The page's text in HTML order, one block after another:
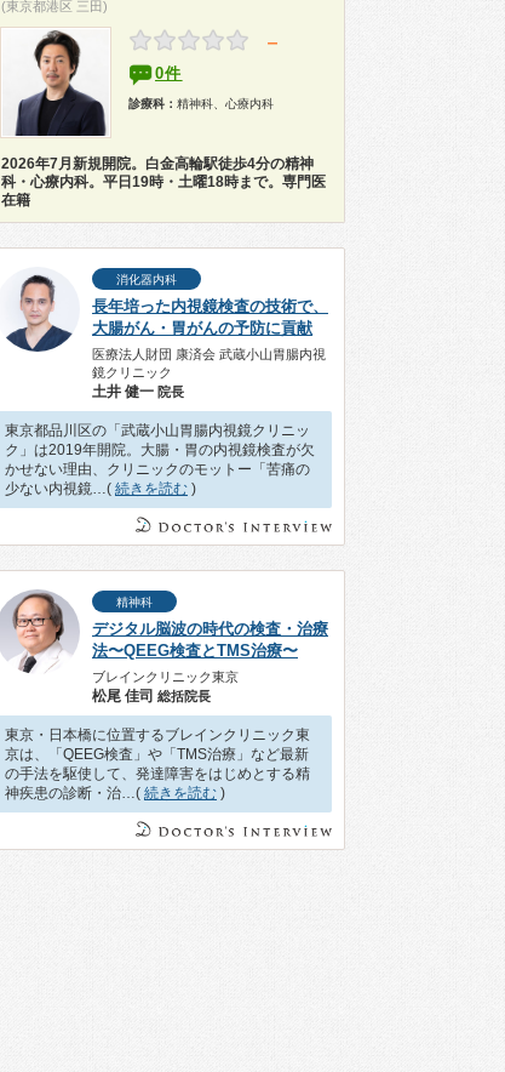
(東京都港区 三田)
－
0件
診療科： 精神科、心療内科
2026年7月新規開院。白金高輪駅徒歩4分の精神
科・心療内科。平日19時・土曜18時まで。専門医
在籍
消化器内科
長年培った内視鏡検査の技術で、
大腸がん・胃がんの予防に貢献
医療法人財団 康済会 武蔵小山胃腸内視
鏡クリニック
土井 健一 院長
東京都品川区の「武蔵小山胃腸内視鏡クリニッ
ク」は2019年開院。大腸・胃の内視鏡検査が欠
かせない理由、クリニックのモットー「苦痛の
少ない内視鏡…( 続きを読む )
精神科
デジタル脳波の時代の検査・治療
法〜QEEG検査とTMS治療〜
ブレインクリニック東京
松尾 佳司 総括院長
東京・日本橋に位置するブレインクリニック東
京は、「QEEG検査」や「TMS治療」など最新
の手法を駆使して、発達障害をはじめとする精
神疾患の診断・治…( 続きを読む )